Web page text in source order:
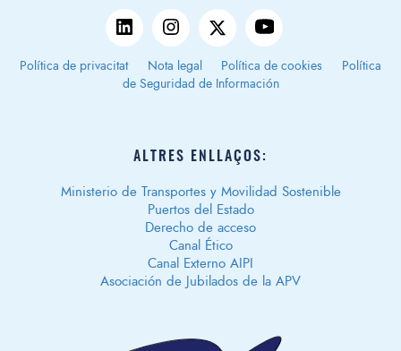
Política de privacitat Nota legal Política de cookies
Política
de Seguridad de Información
ALTRES ENLLAÇOS:
Ministerio de Transportes y Movilidad Sostenible
Puertos del Estado
Derecho de acceso
Canal Ético
Canal Externo AIPI
Asociación de Jubilados de la APV